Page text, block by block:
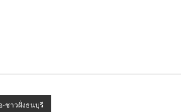
-ชาวฝั่งธนบุรี